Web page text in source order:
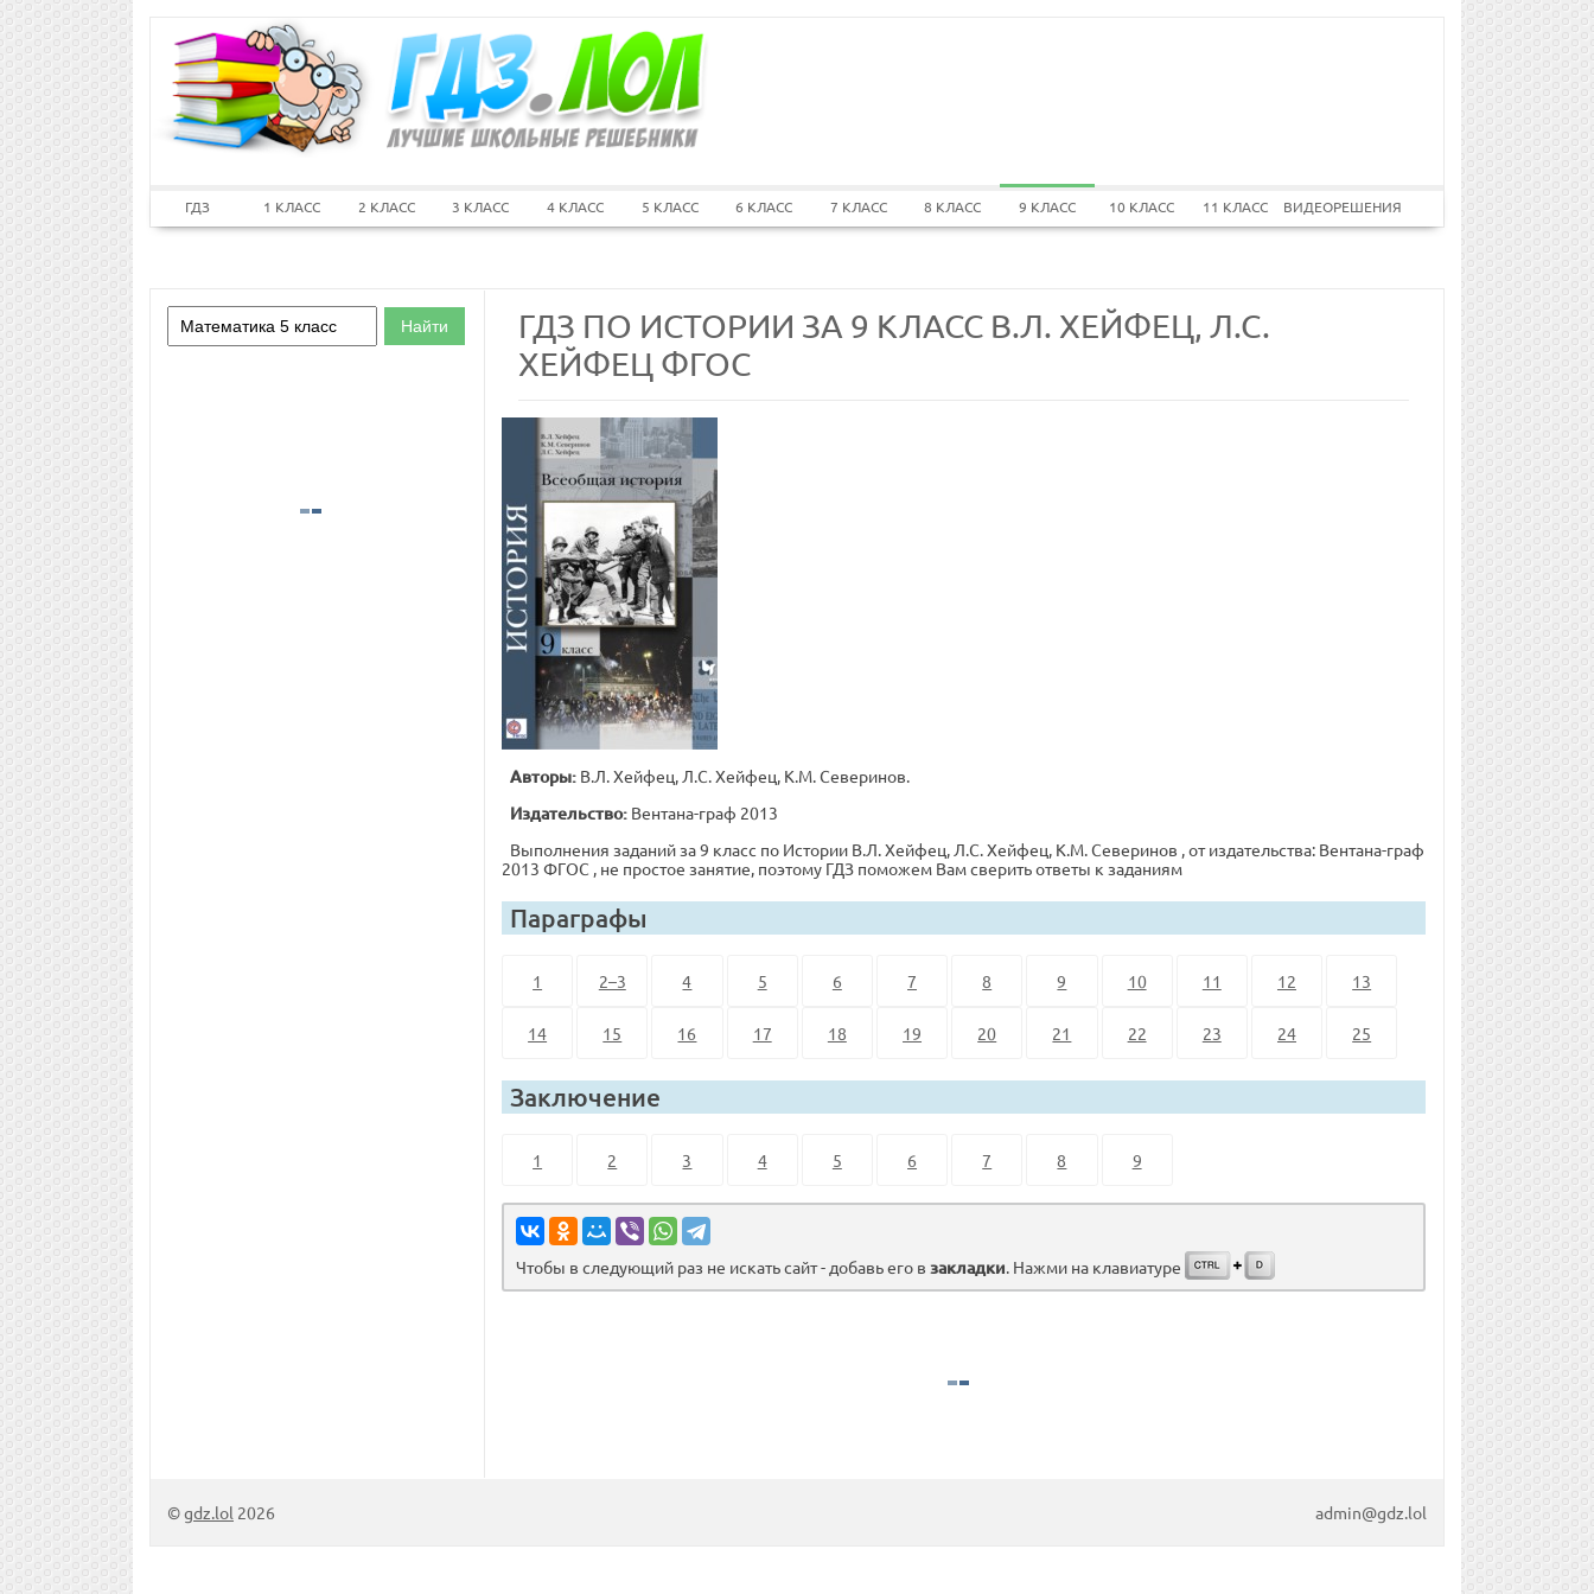
ГДЗ 1 КЛАСС 2 КЛАСС 3 КЛАСС 4 КЛАСС 5 КЛАСС 6 КЛАСС 7 КЛАСС 8 КЛАСС 9 КЛАСС 10 КЛАСС 11 КЛАСС ВИДЕОРЕШЕНИЯ
ГДЗ ПО ИСТОРИИ ЗА 9 КЛАСС В.Л. ХЕЙФЕЦ, Л.С.
ХЕЙФЕЦ ФГОС
Авторы: В.Л. Хейфец, Л.С. Хейфец, К.М. Северинов.
Издательство: Вентана-граф 2013
Выполнения заданий за 9 класс по Истории В.Л. Хейфец, Л.С. Хейфец, К.М. Северинов , от издательства: Вентана-граф
2013 ФГОС , не простое занятие, поэтому ГДЗ поможем Вам сверить ответы к заданиям
Параграфы
1 2–3 4 5 6 7 8 9 10 11 12 13
14 15 16 17 18 19 20 21 22 23 24 25
Заключение
1 2 3 4 5 6 7 8 9
Чтобы в следующий раз не искать сайт - добавь его в закладки. Нажми на клавиатуре
©gdz.lol 2026 admin@gdz.lol